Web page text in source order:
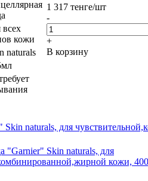
всех
кожи
naturals
1 317 тенге/шт
-
+
В корзину
naturals, для
"Garnier" Skin naturals, для
кожи,